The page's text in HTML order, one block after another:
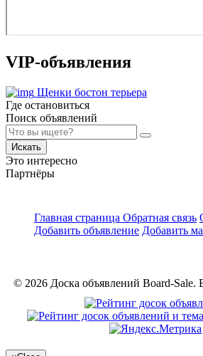
VIP-объявления
Щенки бостон терьера
Где остановиться
Поиск объявлений
Искать
Это интересно
Партнёры
Главная страница Обратная связь
Добавить объявление Добавить
© 2026 Доска объявлений Board-